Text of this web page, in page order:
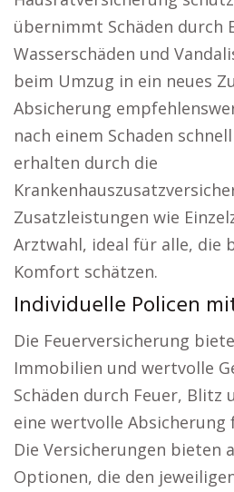
übernimmt Schäden durch
Wasserschäden und
beim Umzug in ein neues
Absicherung
nach einem Schaden
erhalten durch die
Zusatzleistungen wie
Arztwahl, ideal für alle, die
Komfort schätzen.
Individuelle Policen
Die Feuerversicherung
Immobilien und wertvolle
Schäden durch Feuer, Blitz
eine wertvolle Absicherung
Die Versicherungen bieten
Optionen, die den